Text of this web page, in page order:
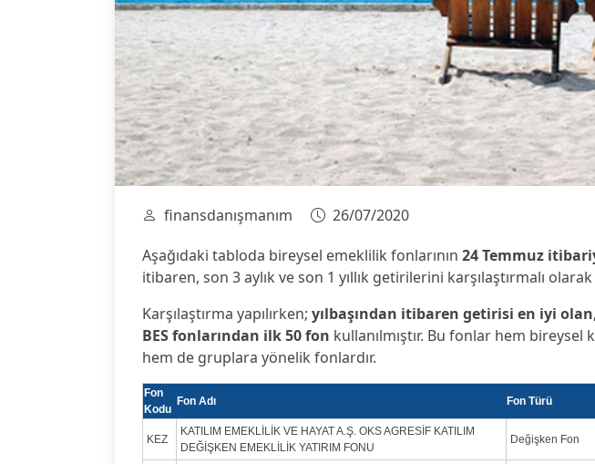
finansdanışmanım
26/07/2020
Aşağıdaki tabloda bireysel emeklilik fonlarının 24 Temmuz
itibaren, son 3 aylık ve son 1 yıllık getirilerini karşılaştırmalı
Karşılaştırma yapılırken; yılbaşından itibaren getirisi en iyi
BES fonlarından ilk 50 fon kullanılmıştır. Bu fonlar hem bireysel
hem de gruplara yönelik fonlardır.
Fon
Kodu
Fon Adı Fon Türü
KEZ
KATILIM EMEKLİLİK VE HAYAT A.Ş. OKS AGRESİF KATILIM
DEĞİŞKEN EMEKLİLİK YATIRIM FONU
Değişken Fon